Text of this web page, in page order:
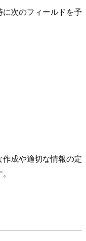
次のフィールドを予
成や適切な情報の定